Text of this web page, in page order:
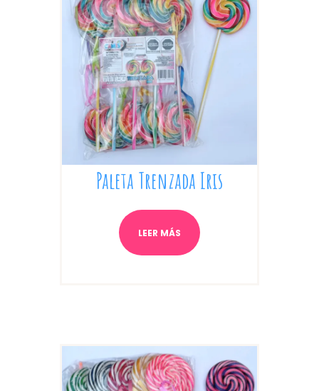
Paleta Trenzada Iris
LEER MÁS